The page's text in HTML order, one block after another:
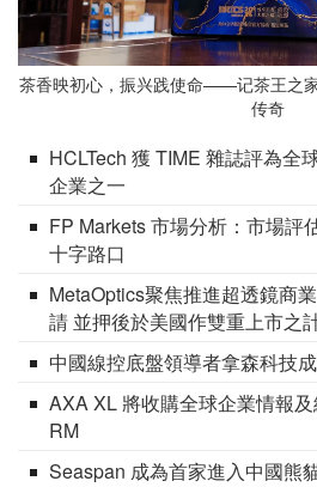
茶香映初心，振兴践使命——记茶王之
传奇
HCLTech 獲 TIME 雜誌評為全
企業之一
FP Markets 市場分析：市場評
十字路口
MetaOptics聚焦推進超透鏡商
請 並押後於美國作雙重上市之
中國線控底盤領導者拿森科技
AXA XL 將收購全球企業情報
RM
Seaspan 成為首家進入中國熊